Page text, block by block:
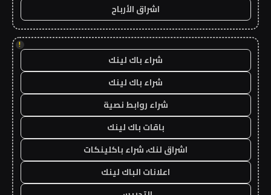
اشراق الأرباح
!
شراء باك لينك
شراء باك لينك
شراء روابط نصية
باقات باك لينك
اشراق لنك، شراء باكلينكات
اعلانات الباك لينك